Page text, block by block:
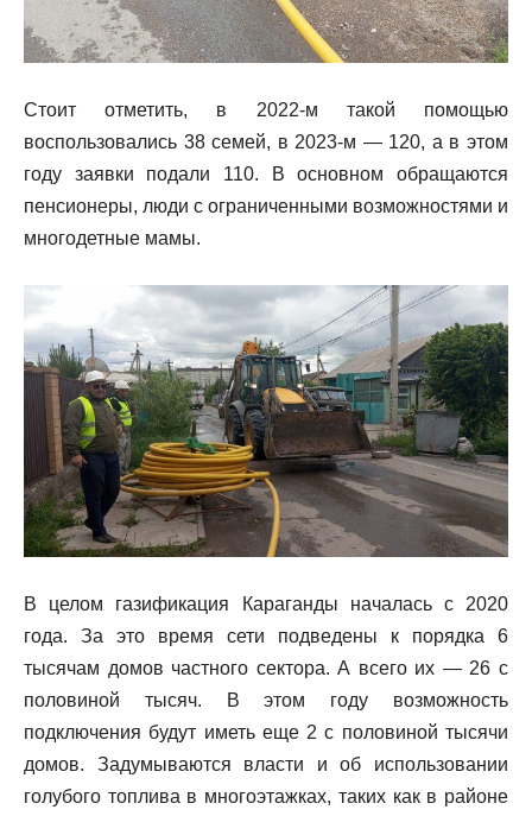
Стоит отметить, в 2022-м такой помощью
воспользовались 38 семей, в 2023-м — 120, а в этом
году заявки подали 110. В основном обращаются
пенсионеры, люди с ограниченными возможностями и
многодетные мамы.
В целом газификация Караганды началась с 2020
года. За это время сети подведены к порядка 6
тысячам домов частного сектора. А всего их — 26 с
половиной тысяч. В этом году возможность
подключения будут иметь еще 2 с половиной тысячи
домов. Задумываются власти и об использовании
голубого топлива в многоэтажках, таких как в районе